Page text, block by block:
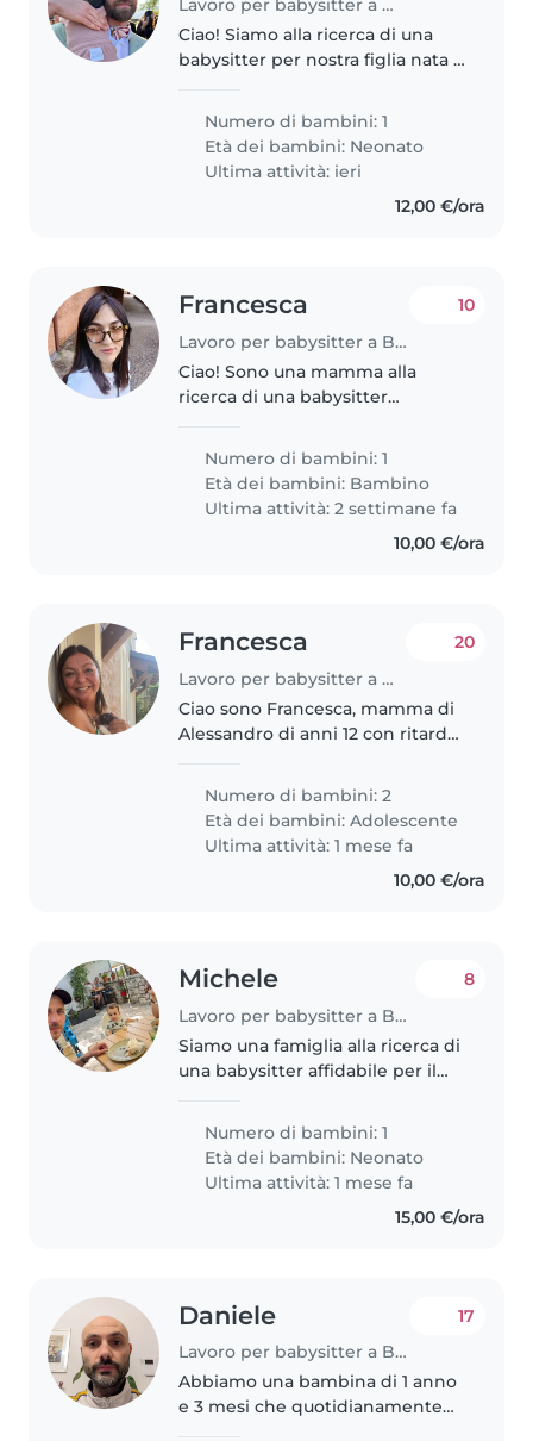
Lavoro per babysitter a Bologna
Ciao! Siamo alla ricerca di una
babysitter per nostra figlia nata a
continuità fino ad almeno la
materna. Preferibilmente
assunzione con contratto..
Numero di bambini: 1
Età dei bambini: Neonato
Ultima attività: ieri
12,00 €/ora
Francesca
Lavoro per babysitter a Bologna
10
Ciao! Sono una mamma alla
ricerca di una babysitter
anni e mezzo, curiosa, loquace e
molto affettuosa. Cerco qualcuno
che sia a proprio agio con la..
Numero di bambini: 1
Età dei bambini: Bambino
Ultima attività: 2 settimane fa
10,00 €/ora
Francesca
Lavoro per babysitter a Bologna
20
Ciao sono Francesca, mamma di
Alessandro di anni 12 con ritardo
starei cercando un/una
babysitter/educatore disponibile
dal lunedì al giovedì (lun. e
merc...
Numero di bambini: 2
Età dei bambini:Adolescente
Ultima attività: 1 mese fa
10,00 €/ora
Michele
Lavoro per babysitter a Bologna
8
Siamo una famiglia alla ricerca di
una babysitter affidabile per il
proprio agio con le faccende
domestiche e che possa
intrattenere..
Numero di bambini: 1
Età dei bambini: Neonato
Ultima attività: 1 mese fa
15,00 €/ora
Daniele
Lavoro per babysitter a Bologna
17
Abbiamo una bambina di 1 anno
e 3 mesi che quotidianamente